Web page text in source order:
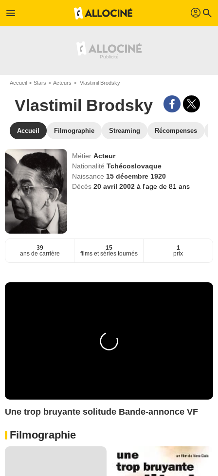
menu profil search
Accueil Stars Acteurs Vlastimil Brodsky
Vlastimil Brodsky
Accueil Filmographie Streaming Récompenses
MétierActeur
NationalitéTchécoslovaque
Naissance 15 décembre 1920
Décès20 avril 2002à l'age de 81 ans
39
ans de carrière
15
films et séries tournés
1
prix
Une trop bruyante solitude Bande-annonce VF
Filmographie